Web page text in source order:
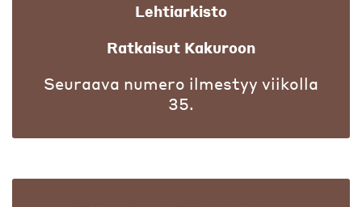
Lehtiarkisto
Ratkaisut Kakuroon
Seuraava numero ilmestyy viikolla
35.